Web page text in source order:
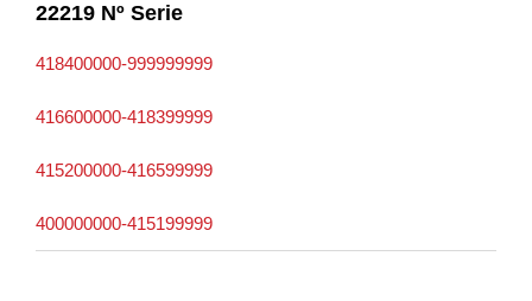
22219 Nº Serie
418400000-999999999
416600000-418399999
415200000-416599999
400000000-415199999